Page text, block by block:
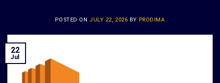
POSTED ON JULY 22, 2026 BY PRODIMA
22
Jul